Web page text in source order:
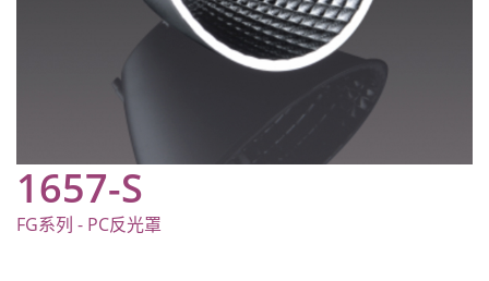
1657-S
FG系列 - PC反光罩